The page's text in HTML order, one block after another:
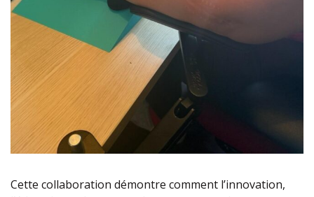
Cette collaboration démontre comment l’innovation,